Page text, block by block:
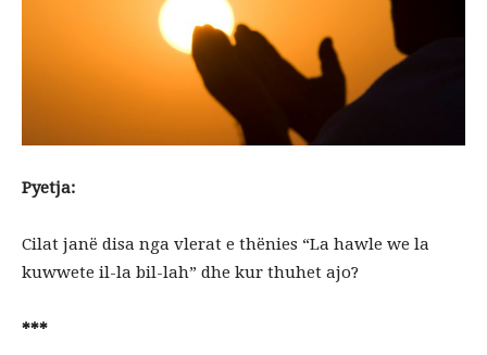
Pyetja:
Cilat janë disa nga vlerat e thënies “La hawle we la
kuwwete il-la bil-lah” dhe kur thuhet ajo?
***